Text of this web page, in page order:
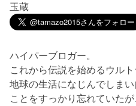
玉蔵
ハイパーブロガー。
これから伝説を始めるウルト
地球の生活になじんでしま
ことをすっかり忘れていたが